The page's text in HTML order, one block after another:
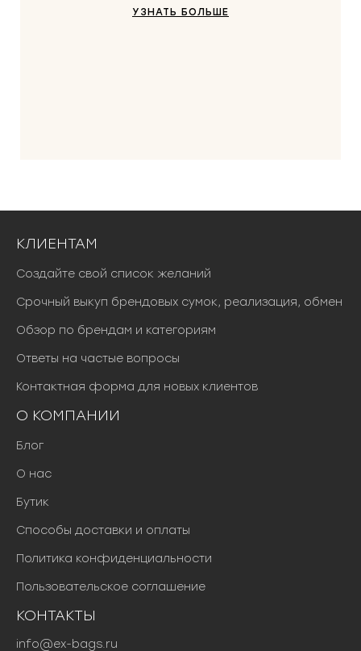
УЗНАТЬ БОЛЬШЕ
КЛИЕНТАМ
Создайте свой список желаний
Срочный выкуп брендовых сумок, реализация, обмен
Обзор по брендам и категориям
Ответы на частые вопросы
Контактная форма для новых клиентов
О КОМПАНИИ
Блог
О нас
Бутик
Способы доставки и оплаты
Политика конфиденциальности
Пользовательское соглашение
КОНТАКТЫ
info@ex-bags.ru